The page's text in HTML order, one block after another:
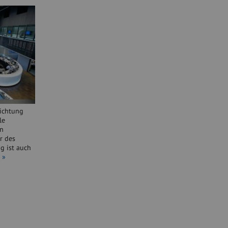
des
ist auch
»